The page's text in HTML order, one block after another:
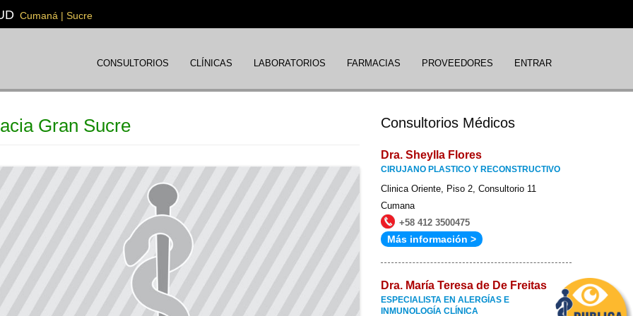
Cumaná | Sucre
CONSULTORIOS CLÍNICAS LABORATORIOS FARMACIAS PROVEEDORES ENTRAR
Gran Sucre Consultorios Médicos
Dra. Sheylla Flores
CIRUJANO PLASTICO Y RECONSTRUCTIVO
Clinica Oriente, Piso 2, Consultorio 11
Cumana
+58 412 3500475
Más información >
Dra. María Teresa de De Freitas
ESPECIALISTA EN ALERGÍAS E
INMUNOLOGÍA CLÍNICA